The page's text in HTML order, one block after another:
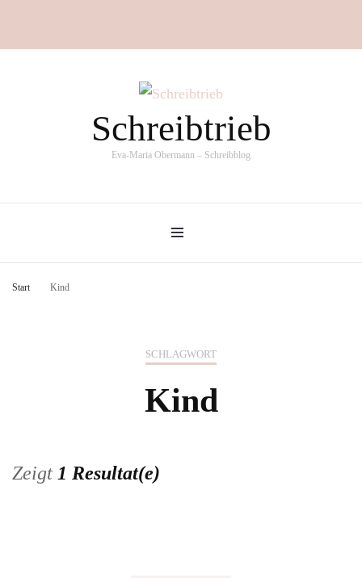
Schreibtrieb
Eva-Maria Obermann – Schreibblog
Start Kind
SCHLAGWORT
Kind
Zeigt 1 Resultat(e)